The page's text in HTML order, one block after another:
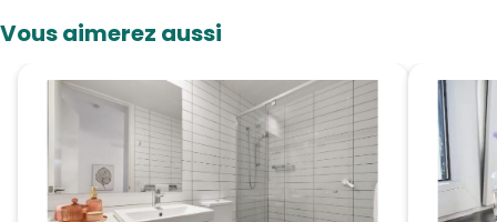
Vous aimerez aussi